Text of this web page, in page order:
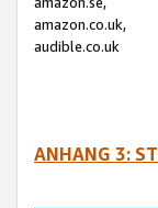
amazon.co.uk,
audible.co.uk
ANHANG 3: